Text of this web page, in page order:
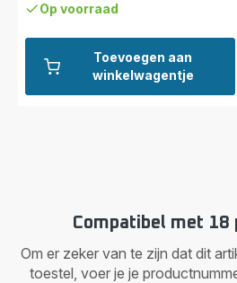
Toevoegen aan
winkelwagentje
Op voorraad
Compatibel met 18
Om er zeker van te zijn dat dit
toestel, voer je je